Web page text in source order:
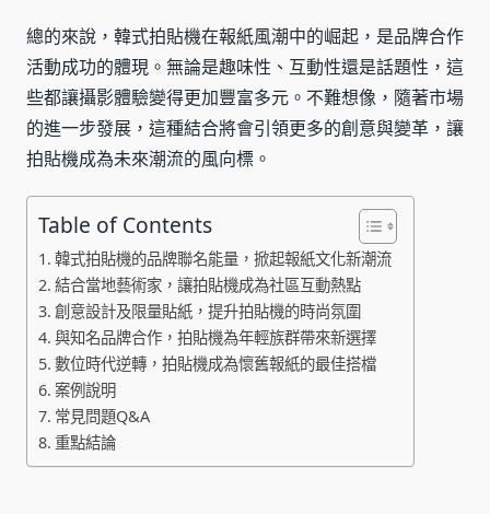
總的來說，韓式拍貼機在報紙風潮中的崛起，是品牌合作
活動成功的體現。無論是趣味性、互動性還是話題性，這
些都讓攝影體驗變得更加豐富多元。不難想像，隨著市場
的進一步發展，這種結合將會引領更多的創意與變革，讓
拍貼機成為未來潮流的風向標。
Table of Contents
韓式拍貼機的品牌聯名能量，掀起報紙文化新潮流
結合當地藝術家，讓拍貼機成為社區互動熱點
創意設計及限量貼紙，提升拍貼機的時尚氛圍
與知名品牌合作，拍貼機為年輕族群帶來新選擇
數位時代逆轉，拍貼機成為懷舊報紙的最佳搭檔
案例說明
常見問題Q&A
重點結論